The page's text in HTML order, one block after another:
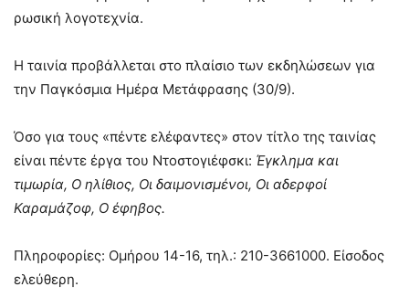
ρωσική λογοτεχνία.
Η ταινία προβάλλεται στο πλαίσιο των εκδηλώσεων για
την Παγκόσμια Ημέρα Μετάφρασης (30/9).
Όσο για τους «πέντε ελέφαντες» στον τίτλο της ταινίας
είναι πέντε έργα του Ντοστογιέφσκι: Έγκλημα και
τιμωρία, Ο ηλίθιος, Οι δαιμονισμένοι, Οι αδερφοί
Καραμάζοφ, Ο έφηβος.
Πληροφορίες: Ομήρου 14-16, τηλ.: 210-3661000. Είσοδος
ελεύθερη.